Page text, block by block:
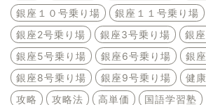
銀座１０号乗り場
銀座１１号乗り場
銀座2号乗り場
銀座3号乗り場
銀
銀座5号乗り場
銀座6号乗り場
銀
銀座8号乗り場
銀座9号乗り場 健
攻略
攻略法 高単価
国語学習塾